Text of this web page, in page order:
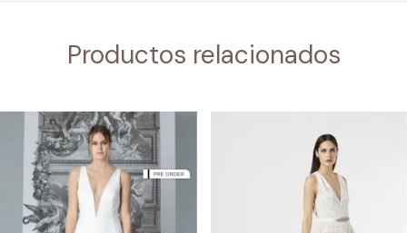
Productos relacionados